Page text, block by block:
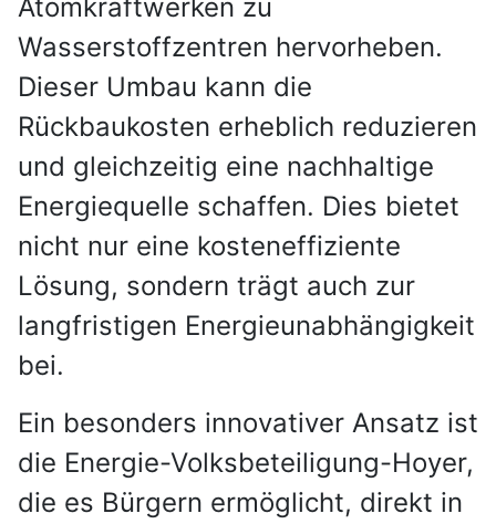
Atomkraftwerken zu
Wasserstoffzentren hervorheben.
Dieser Umbau kann die
Rückbaukosten erheblich reduzieren
und gleichzeitig eine nachhaltige
Energiequelle schaffen. Dies bietet
nicht nur eine kosteneffiziente
Lösung, sondern trägt auch zur
langfristigen Energieunabhängigkeit
bei.
Ein besonders innovativer Ansatz ist
die Energie-Volksbeteiligung-Hoyer,
die es Bürgern ermöglicht, direkt in